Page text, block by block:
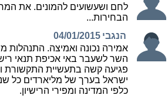
לחם ושעשועים להמונים. את
הבחירות...
הנגבי 04/01/2015
אמירה נכונה ואמיצה. התנהלות
השר לשעבר באי אכיפת תנאי
פגיעה קשה בתעשיית התקשורת
ישראל בערך של מליארדים כל
כלפי המדינה ומפירי הרישיון.